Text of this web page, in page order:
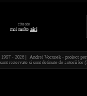
citeste
mai multe aici
- 2026 || Andrei Vocurek - proiect
rezervate si sunt detinute de autorii